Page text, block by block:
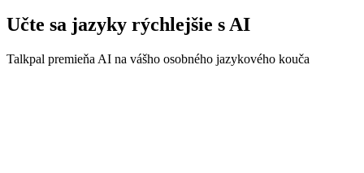
Učte sa jazyky rýchlejšie s AI
Talkpal premieňa AI na vášho osobného jazykového kouča